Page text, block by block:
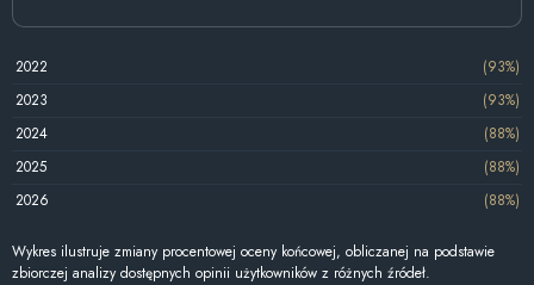
2022
(93%)
2023
(93%)
2024
(88%)
2025
(88%)
2026
(88%)
Wykres ilustruje zmiany procentowej oceny końcowej, obliczanej na podstawie
zbiorczej analizy dostępnych opinii użytkowników z różnych źródeł.